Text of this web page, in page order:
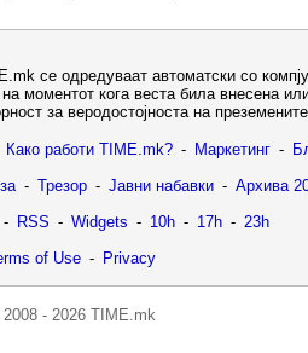
се одредуваат автоматски со
моментот кога веста била внесена
за веродостојноста на
Како работи TIME.mk? - Маркетинг -
- Трезор - Јавни набавки - Архива
- RSS - Widgets - 10h - 17h - 23h
of Use - Privacy
- 2026 TIME.mk